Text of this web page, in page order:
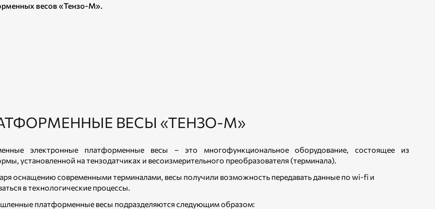
весов «Тензо-М».
ВЕСЫ «ТЕНЗО-М»
электронные платформенные весы – это многофункциональное оборудование, состоящее из
установленной на тензодатчиках и весоизмерительного преобразователя (терминала).
оснащению современными терминалами, весы получили возможность передавать данные по wi-fi и
в технологические процессы.
платформенные весы подразделяются следующим образом: